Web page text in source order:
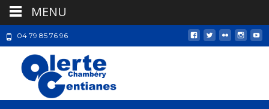
04 79 85 76 96
MENU